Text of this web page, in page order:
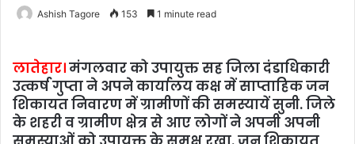
Ashish Tagore 153 1 minute read
लातेहार।मंगलवार को उपायुक्त सह जिला दंडाधिकारी
उत्कर्ष गुप्ता ने अपने कार्यालय कक्ष में साप्ताहिक जन
शिकायत निवारण में ग्रामीणों की समस्‍यायें सुनी. जिले
के शहरी व ग्रामीण क्षेत्र से आए लोगों ने अपनी अपनी